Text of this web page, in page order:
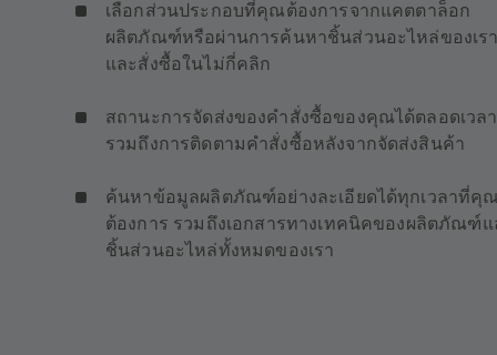
เลือกส่วนประกอบที่คุณต้องการจากแคตตาล็อก
ผลิตภัณฑ์หรือผ่านการค้นหาชิ้นส่วนอะไหล่ของเร
และสั่งซื้อในไม่กี่คลิก
สถานะการจัดส่งของคำสั่งซื้อของคุณได้ตลอดเวลา
รวมถึงการติดตามคำสั่งซื้อหลังจากจัดส่งสินค้า
ค้นหาข้อมูลผลิตภัณฑ์อย่างละเอียดได้ทุกเวลาที่คุ
ต้องการ รวมถึงเอกสารทางเทคนิคของผลิตภัณฑ์แ
ชิ้นส่วนอะไหล่ทั้งหมดของเรา